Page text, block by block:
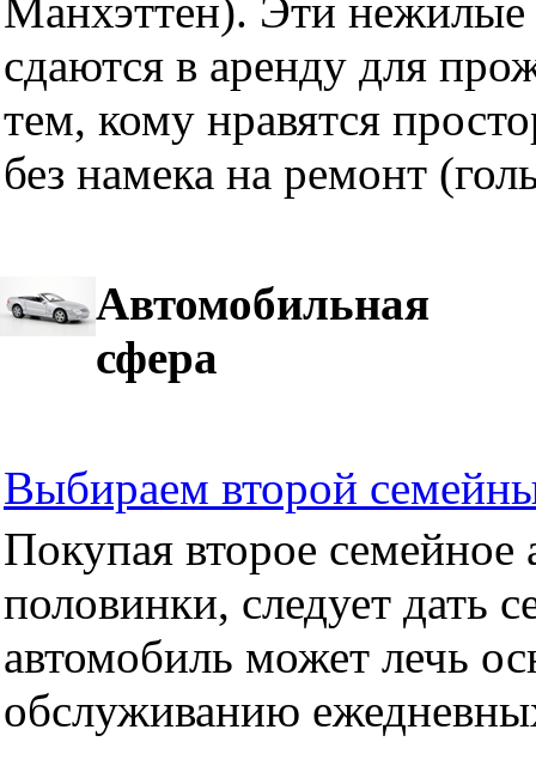
Манхэттен). Эти нежилые
сдаются в аренду для
тем, кому нравятся
без намека на ремонт
Автомобильная
сфера
Выбираем второй
Покупая второе семейное
половинки, следует дать
автомобиль может лечь
обслуживанию